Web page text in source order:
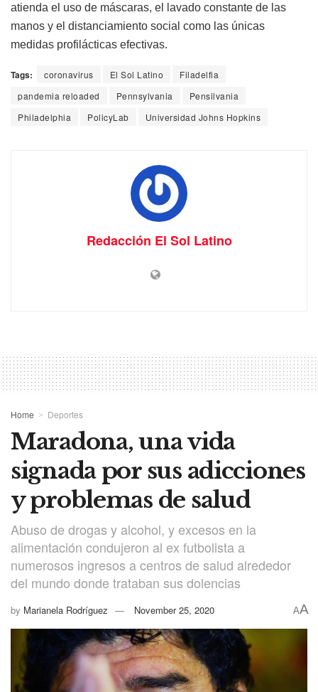
atienda el uso de máscaras, el lavado constante de las
manos y el distanciamiento social como las únicas
medidas profilácticas efectivas.
Tags: coronavirus El Sol Latino
Filadelfia
pandemia reloaded
Pennsylvania
Pensilvania
Philadelphia
PolicyLab Universidad Johns Hopkins
Redacción El Sol Latino
Home Deportes
Maradona, una vida
signada por sus adicciones
y problemas de salud
Abuso de drogas y alcohol, y excesos en la
alimentación condujeron al ex futbolista a
numerosos ingresos a centros de salud alrededor
del mundo donde trataban sus dolencias
by Marianela Rodríguez November 25, 2020 AA